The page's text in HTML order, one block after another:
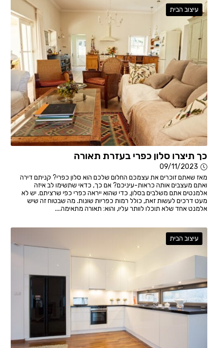
עיצוב הבית
כך תיצרו סלון כפרי בעזרת תאורה
09/11/2023
מאז שאתם זוכרים את עצמכם החלום שלכם הוא סלון כפרי? קניתם דירה
ואתם מעצבים אותה כראות-עיניכם? אם כך, כדאי שתשימו לב איזה
אלמנטים אתם משלבים בסלון, כדי שהוא ייראה כפרי כפי שרציתם. יש לא
מעט דרכים לעשות זאת, כולל רמות כפריות שונות. מה שבטוח זה שיש
אלמנט אחד שלא תוכלו לוותר עליו, והוא: תאורה מתאימה....
עיצוב הבית